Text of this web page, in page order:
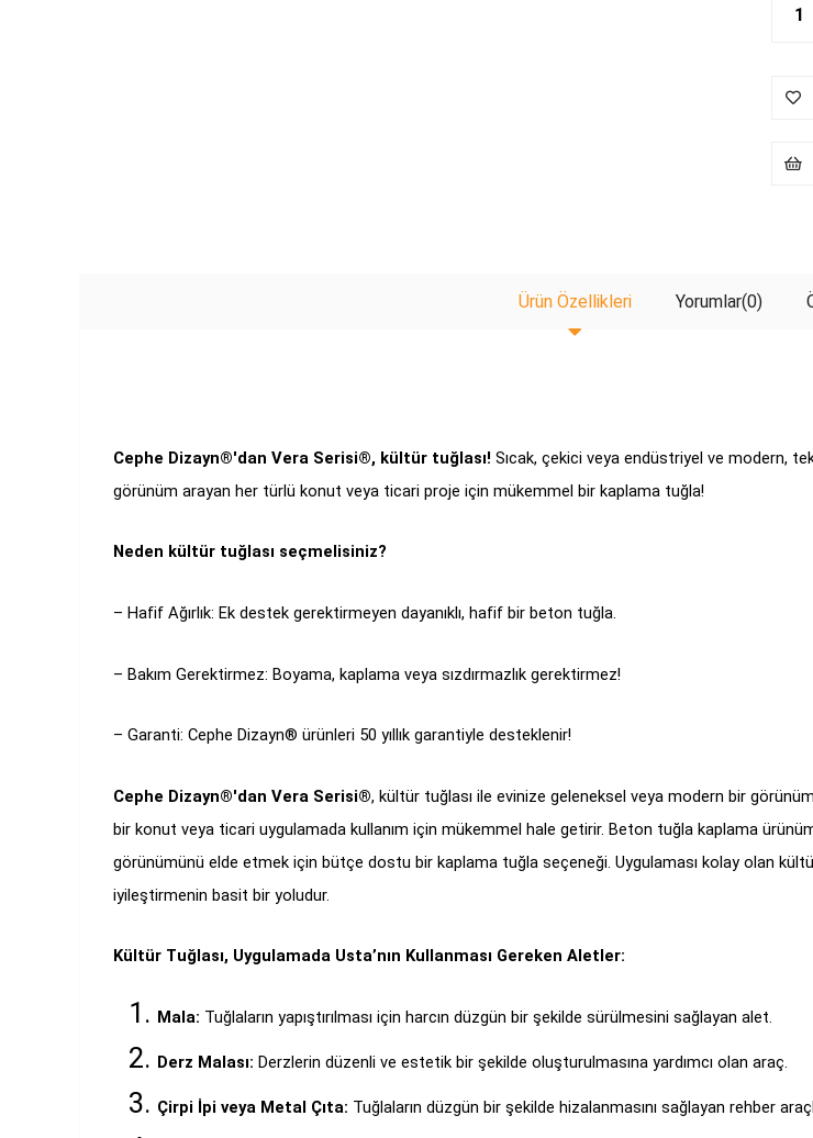
Ürün Özellikleri Yorumlar(0)
Cephe Dizayn®'dan Vera Serisi®, kültür tuğlası! Sıcak, çekici veya endüstriyel ve modern,
görünüm arayan her türlü konut veya ticari proje için mükemmel bir kaplama tuğla!
Neden kültür tuğlası seçmelisiniz?
– Hafif Ağırlık: Ek destek gerektirmeyen dayanıklı, hafif bir beton tuğla.
– Bakım Gerektirmez: Boyama, kaplama veya sızdırmazlık gerektirmez!
– Garanti: Cephe Dizayn® ürünleri 50 yıllık garantiyle desteklenir!
Cephe Dizayn®'dan Vera Serisi®, kültür tuğlası ile evinize geleneksel veya modern bir
bir konut veya ticari uygulamada kullanım için mükemmel hale getirir. Beton tuğla kaplama
görünümünü elde etmek için bütçe dostu bir kaplama tuğla seçeneği. Uygulaması kolay olan
iyileştirmenin basit bir yoludur.
Kültür Tuğlası, Uygulamada Usta’nın Kullanması Gereken Aletler:
Mala: Tuğlaların yapıştırılması için harcın düzgün bir şekilde sürülmesini sağlayan alet.
Derz Malası: Derzlerin düzenli ve estetik bir şekilde oluşturulmasına yardımcı olan araç.
Çirpi İpi veya Metal Çıta: Tuğlaların düzgün bir şekilde hizalanmasını sağlayan rehber